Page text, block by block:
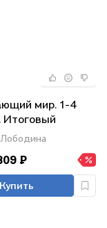
мир. 1-4
Итоговый
знаний. ФГОС
₽
Купить